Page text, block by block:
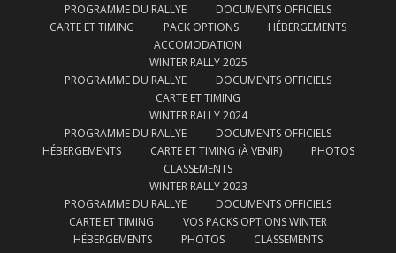
PROGRAMME DU RALLYE
DOCUMENTS OFFICIELS
CARTE ET TIMING
PACK OPTIONS
HÉBERGEMENTS
ACCOMODATION
WINTER RALLY 2025
PROGRAMME DU RALLYE
DOCUMENTS OFFICIELS
CARTE ET TIMING
WINTER RALLY 2024
PROGRAMME DU RALLYE
DOCUMENTS OFFICIELS
HÉBERGEMENTS
CARTE ET TIMING (À VENIR)
PHOTOS
CLASSEMENTS
WINTER RALLY 2023
PROGRAMME DU RALLYE
DOCUMENTS OFFICIELS
CARTE ET TIMING
VOS PACKS OPTIONS WINTER
HÉBERGEMENTS
PHOTOS
CLASSEMENTS